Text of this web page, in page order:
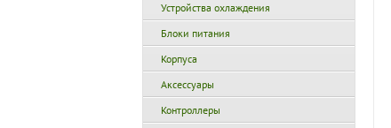
Устройства охлаждения
Блоки питания
Корпуса
Аксессуары
Контроллеры